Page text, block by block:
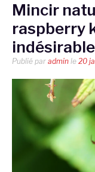
Mincir
raspberry
Publié par admin le 20